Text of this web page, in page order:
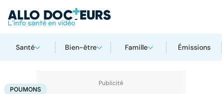
Santé Bien-être Famille Émissions
AccueilSanté Maladies
POUMONS